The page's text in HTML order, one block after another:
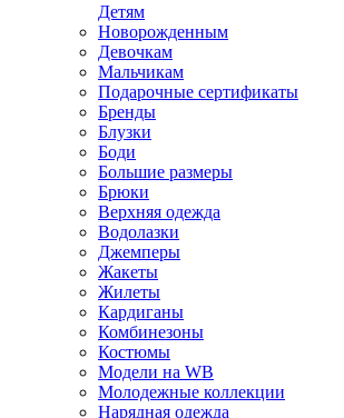
Детям
Новорожденным
Девочкам
Мальчикам
Подарочные сертификаты
Бренды
Блузки
Боди
Большие размеры
Брюки
Верхняя одежда
Водолазки
Джемперы
Жакеты
Жилеты
Кардиганы
Комбинезоны
Костюмы
Модели на WB
Молодежные коллекции
Нарядная одежда